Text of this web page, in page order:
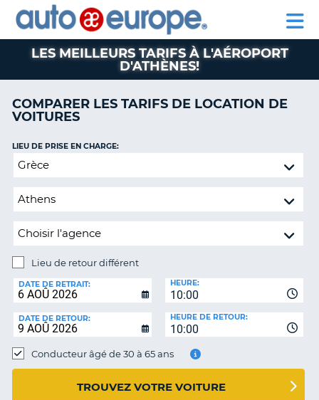
LOCATION
DE
VOITURES
CAMPING-
CAR
PARTENAIRE
SUPPORT
CLIENT
AUTO
EUROPE
LOCATION
DE
VOITURES
CAR
PARTENAIRE
CLIENT
MON
GÉRER
RÉSERVATION
CANADA
LANGUAGE
LES MEILLEURS TARIFS À L'AÉROPORT
D'ATHÈNES!
COMPARER LES TARIFS DE LOCATION DE
VOITURES
Lieu
retour
LIEU DE PRISE EN CHARGE:
Lieu de retour différent
DE
RETOUR:
DATE DE RETRAIT:
10:00
HEURE:
DATE DE RETOUR:
10:00
HEURE DE RETOUR:
Conducteur âgé de 30 à 65 ans
TROUVEZ VOTRE VOITURE